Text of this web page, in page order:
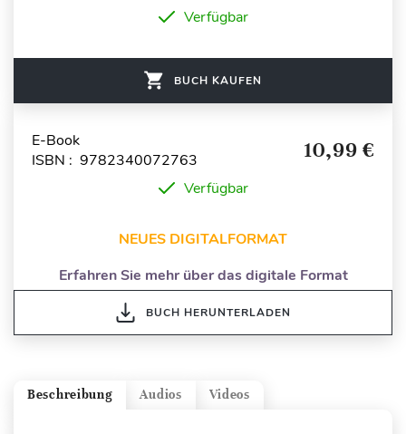
Verfügbar
BUCH KAUFEN
E-Book
ISBN : 9782340072763
10,99 €
Verfügbar
NEUES DIGITALFORMAT
Erfahren Sie mehr über das digitale Format
BUCH HERUNTERLADEN
Videos
Audios
Beschreibung